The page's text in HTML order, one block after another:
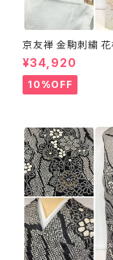
京友禅 金駒刺繍
正絹 水色 黄緑 パス
アイスグリーン 1433
¥34,920
10%OFF